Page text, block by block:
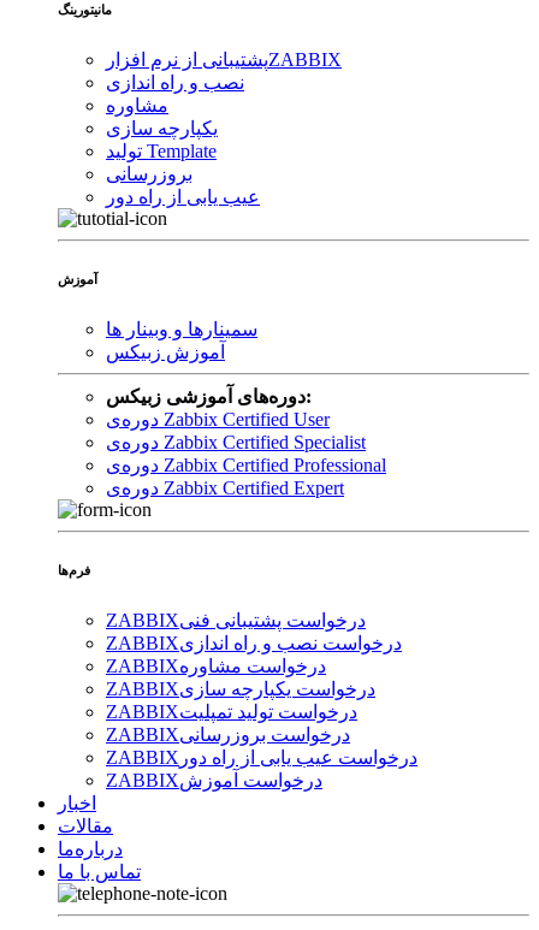
مانیتورینگ
پشتیبانی از نرم افزارZABBIX
نصب و راه اندازی
مشاوره
یکپارچه سازی
تولید Template
بروزرسانی
عیب یابی از راه دور
آموزش
سمینارها و وبینار ها
آموزش زبیکس
دوره‌های آموزشی زبیکس:
دوره‌ی Zabbix Certified User
دوره‌ی Zabbix Certified Specialist
دوره‌ی Zabbix Certified Professional
دوره‌ی Zabbix Certified Expert
فرم‌ها
ZABBIXدرخواست پشتیبانی فنی
ZABBIXدرخواست نصب و راه اندازی
ZABBIXدرخواست مشاوره
ZABBIXدرخواست یکپارچه سازی
ZABBIXدرخواست تولید تمپلیت
ZABBIXدرخواست بروزرسانی
ZABBIX درخواست عیب یابی از راه دور
ZABBIXدرخواست آموزش
اخبار
مقالات
درباره‌ما
تماس با ما